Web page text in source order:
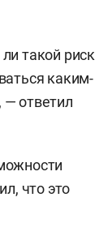
такой риск
каким-
— ответил
что это